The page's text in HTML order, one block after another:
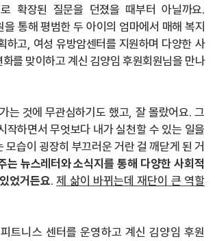
확장된 질문을 던졌을 때부터 아닐까요.
을통해 평범한 두 아이의 엄마에서 매해 복지
하고 여성 유방암센터를 지원하며 다양한 사
를 맞이하고 계신 김양임 후원회원님을 만나
는 것에 무관심하기도 했고 잘 몰랐어요.그
작하면서 무엇보다 내가 실천할 수 있는 일을
모습이 굉장히 부끄러운 거란 걸 깨닫게 된 거
는 뉴스레터와소식지를 통해 다양한 사회적
었거든요.제 삶이 바뀌는데 재단이 큰 역할
트니스 센터를 운영하고 계신 김양임 후원